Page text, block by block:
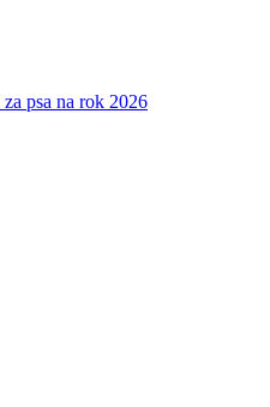
psa na rok 2026